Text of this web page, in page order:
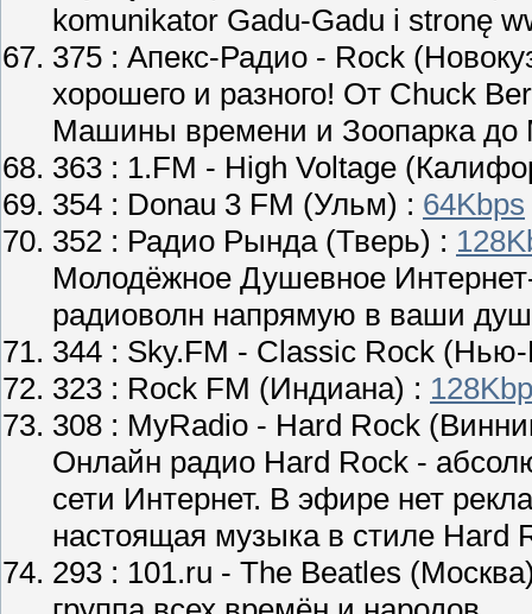
komunikator Gadu-Gadu i stronę
375 : Апекс-Радио - Rock
хорошего и разного! От Chuck
Машины времени и Зоопарка до
363 : 1.FM - High Voltage
354 : Donau 3 FM (Ульм) : 64Kbps
352 : Радио Рында(Тверь) :
Молодёжное Душевное
радиоволн напрямую в ваши
344 : Sky.FM - Classic Rock
323 : Rock FM (Индиана) :
308 : MyRadio - Hard Rock
Онлайн радио Hard Rock -
сети Интернет. В эфире нет
настоящая музыка в стиле Hard
293 : 101.ru - The Beatles